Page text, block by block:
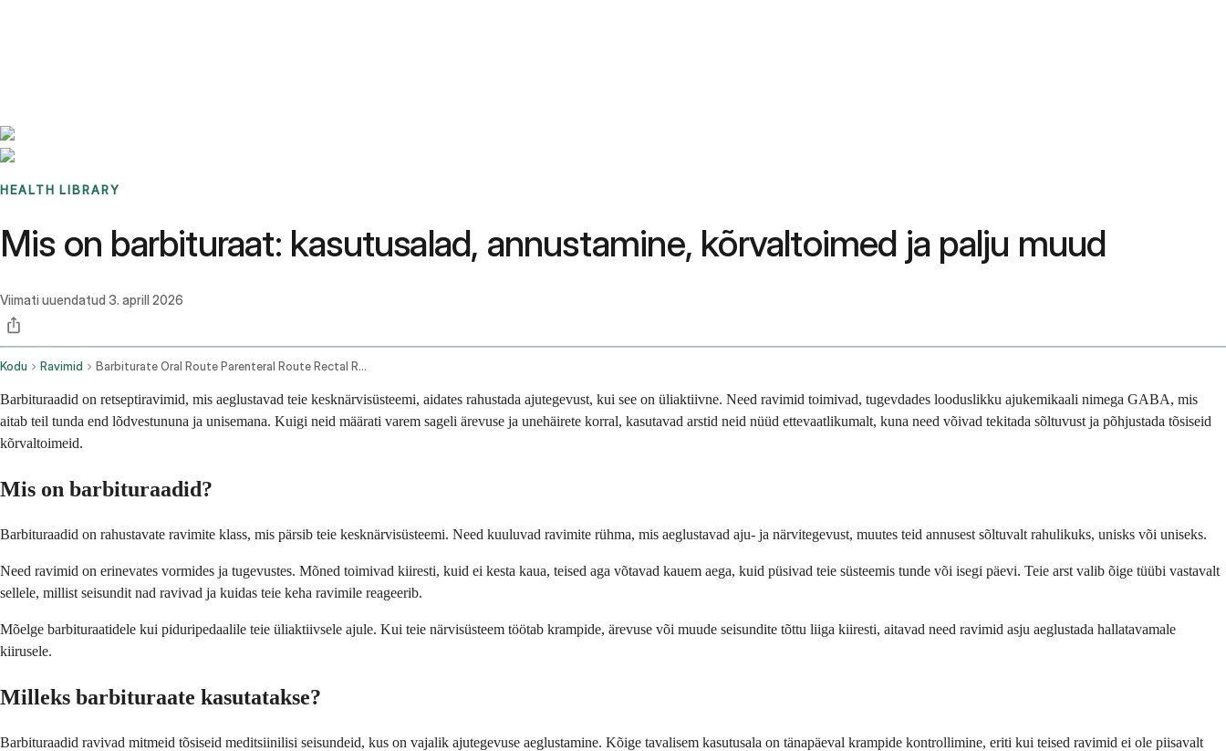
HEALTH LIBRARY
Mis on barbituraat: kasutusalad, annustamine, kõrvaltoimed ja palju muud
Viimati uuendatud 3. aprill 2026
Kodu Ravimid Barbiturate Oral Route Parenteral Route Rectal Route
Barbituraadid on retseptiravimid, mis aeglustavad teie kesknärvisüsteemi, aidates rahustada ajutegevust, kui see on üliaktiivne. Need ravimid toimivad, tugevdades looduslikku ajukemikaali nimega GABA, mis
aitab teil tunda end lõdvestununa ja unisemana. Kuigi neid määrati varem sageli ärevuse ja unehäirete korral, kasutavad arstid neid nüüd ettevaatlikumalt, kuna need võivad tekitada sõltuvust ja põhjustada tõsiseid
kõrvaltoimeid.
Mis on barbituraadid?
Barbituraadid on rahustavate ravimite klass, mis pärsib teie kesknärvisüsteemi. Need kuuluvad ravimite rühma, mis aeglustavad aju- ja närvitegevust, muutes teid annusest sõltuvalt rahulikuks, unisks või uniseks.
Need ravimid on erinevates vormides ja tugevustes. Mõned toimivad kiiresti, kuid ei kesta kaua, teised aga võtavad kauem aega, kuid püsivad teie süsteemis tunde või isegi päevi. Teie arst valib õige tüübi vastavalt
sellele, millist seisundit nad ravivad ja kuidas teie keha ravimile reageerib.
Mõelge barbituraatidele kui piduripedaalile teie üliaktiivsele ajule. Kui teie närvisüsteem töötab krampide, ärevuse või muude seisundite tõttu liiga kiiresti, aitavad need ravimid asju aeglustada hallatavamale
kiirusele.
Milleks barbituraate kasutatakse?
Barbituraadid ravivad mitmeid tõsiseid meditsiinilisi seisundeid, kus on vajalik ajutegevuse aeglustamine. Kõige tavalisem kasutusala on tänapäeval krampide kontrollimine, eriti kui teised ravimid ei ole piisavalt